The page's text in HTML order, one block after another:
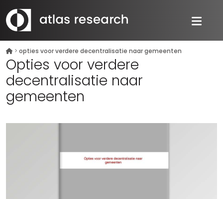
> opties voor verdere decentralisatie naar gemeenten
Opties voor verdere
decentralisatie naar
gemeenten